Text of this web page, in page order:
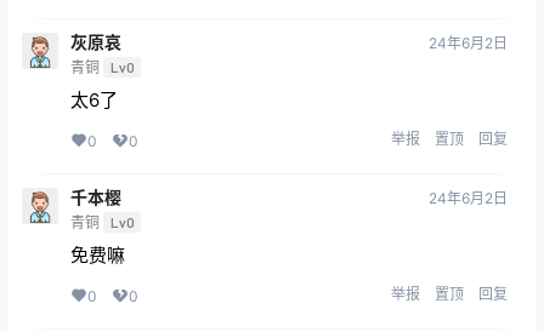
灰原哀
青铜 Lv0
24年6月2日
太6了
0 0 举报 置顶 回复
千本樱
青铜 Lv0
24年6月2日
免费嘛
0 0 举报 置顶 回复